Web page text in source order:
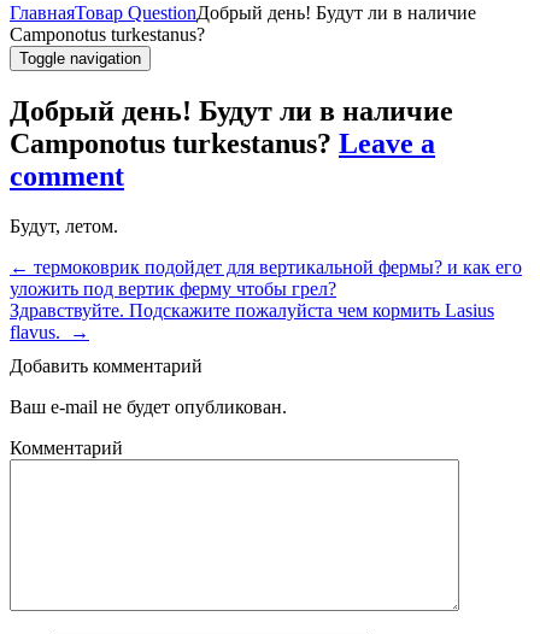
ГлавнаяТовар QuestionДобрый день! Будут ли в наличие
Camponotus turkestanus?
Toggle navigation
Добрый день! Будут ли в наличие
Camponotus turkestanus? Leave a
comment
Будут, летом.
← термоковрик подойдет для вертикальной фермы? и как его
уложить под вертик ферму чтобы грел?
Здравствуйте. Подскажите пожалуйста чем кормить Lasius
flavus.
→
Добавить комментарий
Ваш e-mail не будет опубликован.
Комментарий